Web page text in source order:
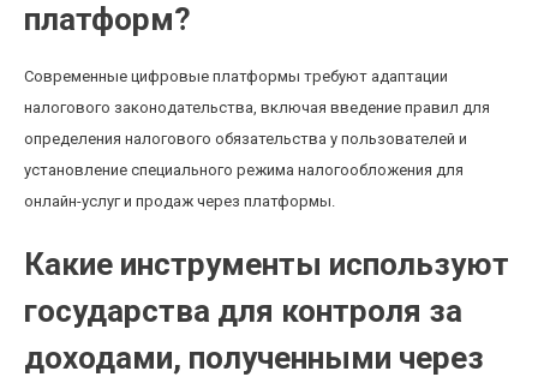
платформ?
Современные цифровые платформы требуют адаптации
налогового законодательства, включая введение правил для
определения налогового обязательства у пользователей и
установление специального режима налогообложения для
онлайн-услуг и продаж через платформы.
Какие инструменты используют
государства для контроля за
доходами, полученными через